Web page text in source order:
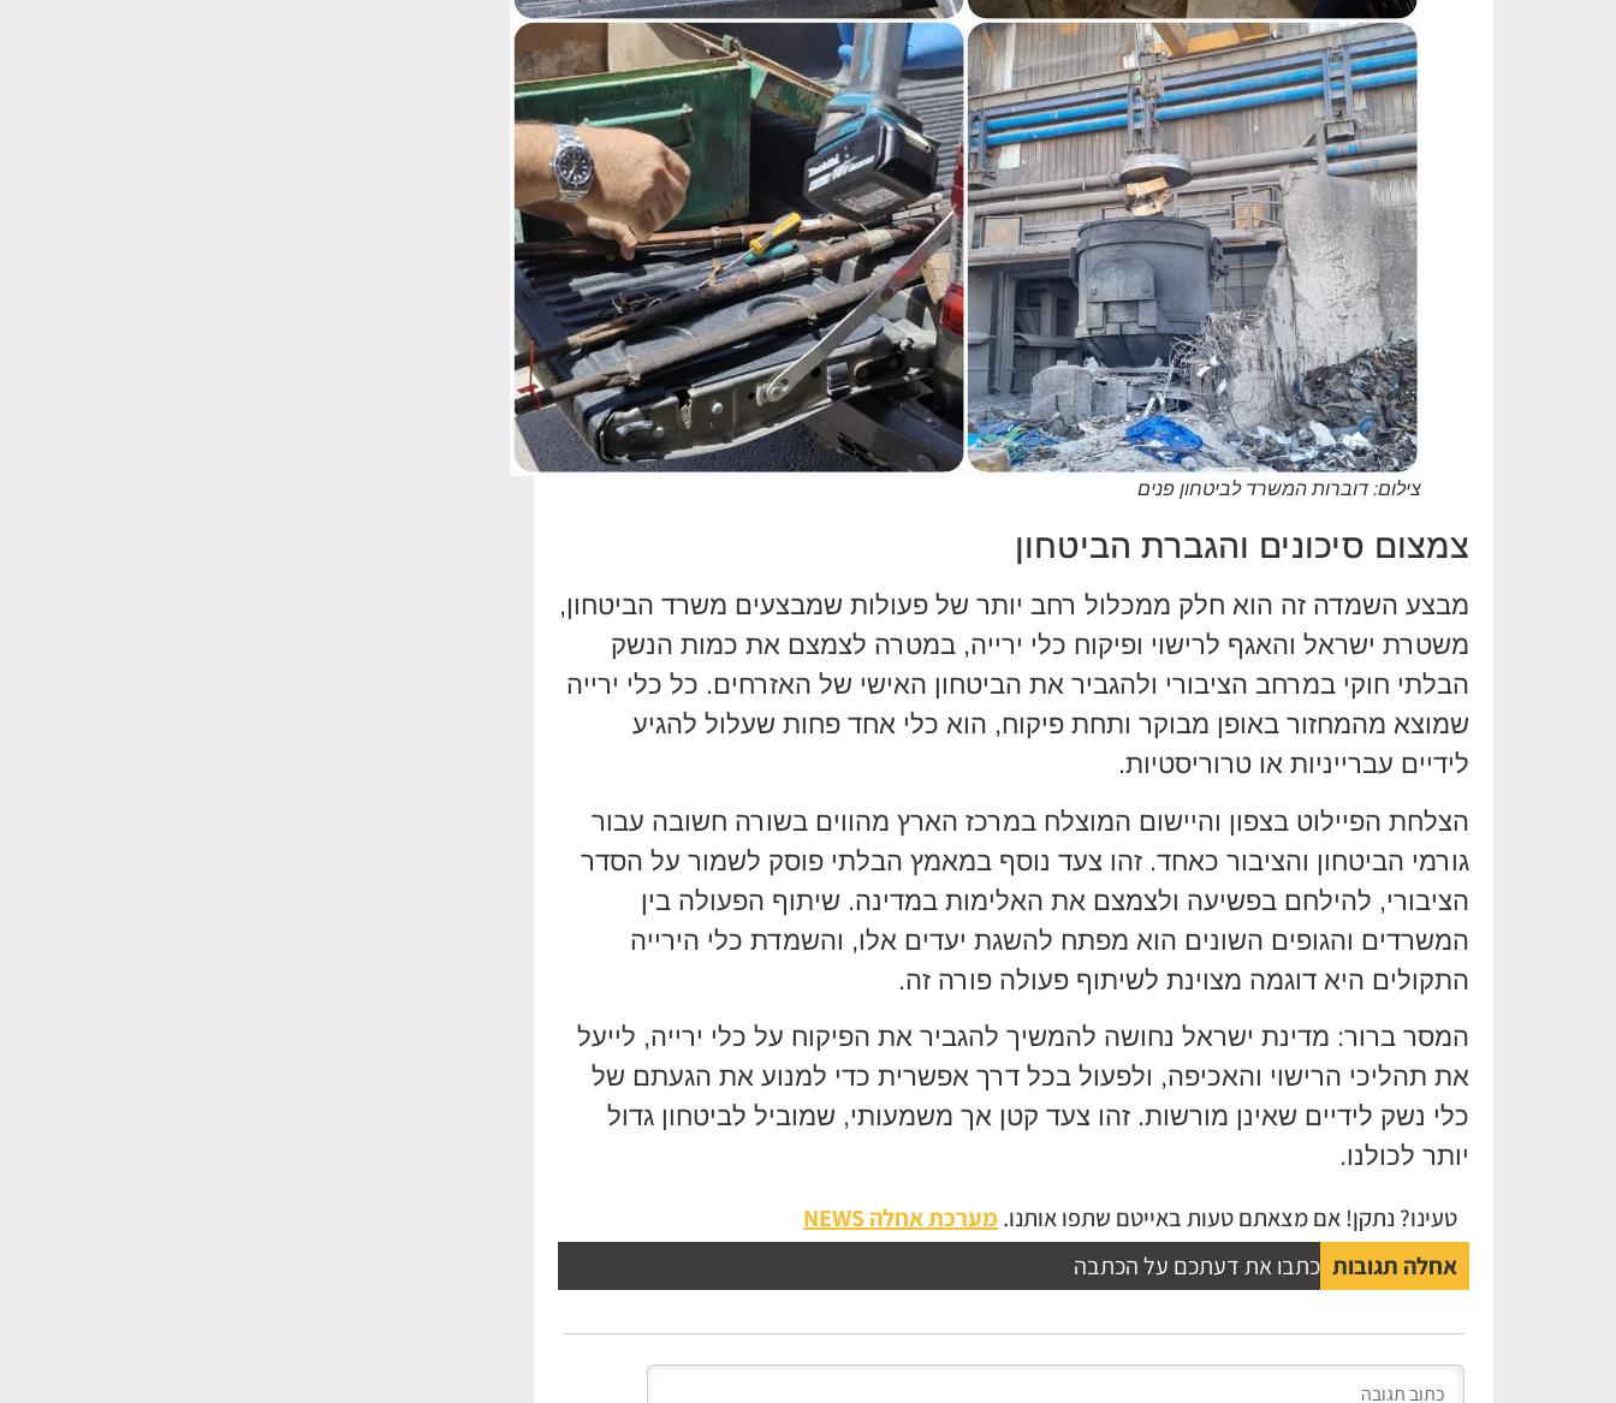
צילום: דוברות המשרד לביטחון פנים
צמצום סיכונים והגברת הביטחון
מבצע השמדה זה הוא חלק ממכלול רחב יותר של פעולות שמבצעים משרד הביטחון,
משטרת ישראל והאגף לרישוי ופיקוח כלי ירייה, במטרה לצמצם את כמות הנשק
הבלתי חוקי במרחב הציבורי ולהגביר את הביטחון האישי של האזרחים. כל כלי ירייה
שמוצא מהמחזור באופן מבוקר ותחת פיקוח, הוא כלי אחד פחות שעלול להגיע
לידיים עברייניות או טרוריסטיות.
הצלחת הפיילוט בצפון והיישום המוצלח במרכז הארץ מהווים בשורה חשובה עבור
גורמי הביטחון והציבור כאחד. זהו צעד נוסף במאמץ הבלתי פוסק לשמור על הסדר
הציבורי, להילחם בפשיעה ולצמצם את האלימות במדינה. שיתוף הפעולה בין
המשרדים והגופים השונים הוא מפתח להשגת יעדים אלו, והשמדת כלי הירייה
התקולים היא דוגמה מצוינת לשיתוף פעולה פורה זה.
המסר ברור: מדינת ישראל נחושה להמשיך להגביר את הפיקוח על כלי ירייה, לייעל
את תהליכי הרישוי והאכיפה, ולפעול בכל דרך אפשרית כדי למנוע את הגעתם של
כלי נשק לידיים שאינן מורשות. זהו צעד קטן אך משמעותי, שמוביל לביטחון גדול
יותר לכולנו.
טעינו? נתקן! אם מצאתם טעות באייטם שתפו אותנו. מערכת אחלה NEWS
אחלה תגובות כתבו את דעתכם על הכתבה